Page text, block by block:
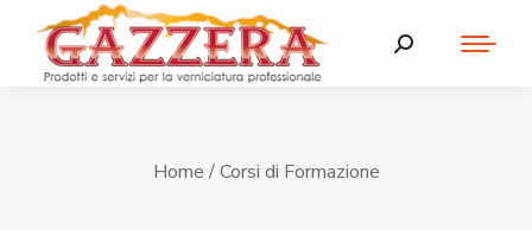
Home / Corsi di Formazione